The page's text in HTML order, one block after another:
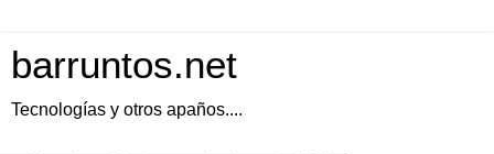
barruntos.net
Tecnologías y otros apaños....